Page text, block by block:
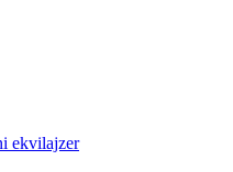
ekvilajzer